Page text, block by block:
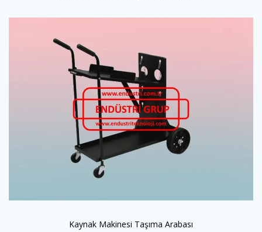
Kaynak Makinesi Taşıma Arabası